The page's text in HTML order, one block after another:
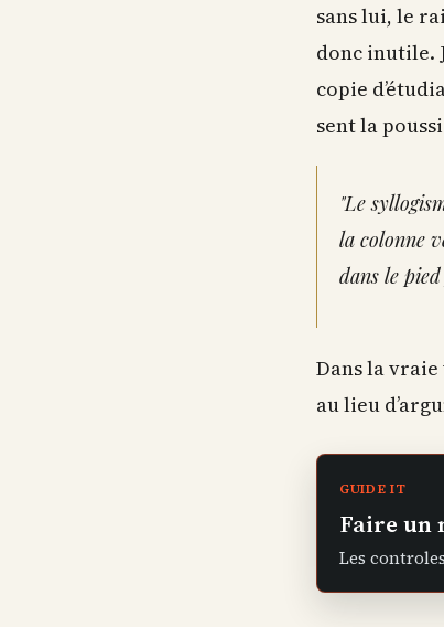
sans lui, le
donc inutile.
copie
sent la
"Le
la colonne
dans le
Dans la
au lieu
GUIDE IT
Faire un
Les